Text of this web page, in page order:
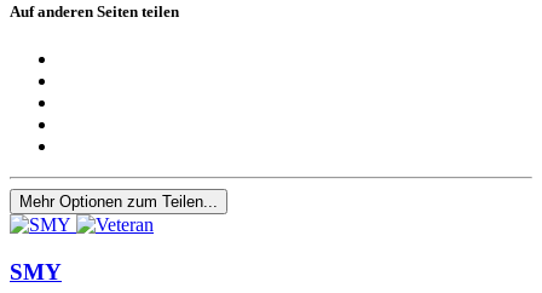
Auf anderen Seiten teilen
Mehr Optionen zum Teilen...
SMY